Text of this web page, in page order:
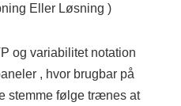
Eller Løsning )
og variabilitet notation
, hvor brugbar på
stemme følge trænes at